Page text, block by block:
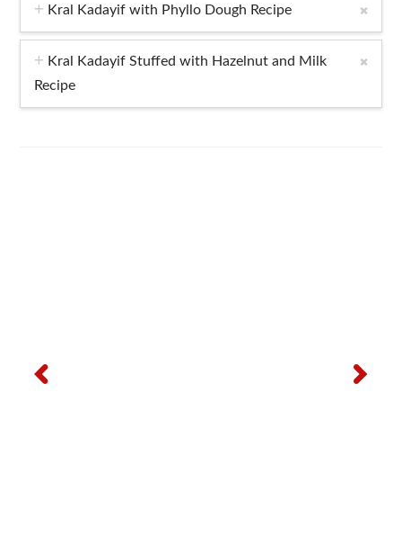
Kral Kadayif with Phyllo Dough Recipe
Kral Kadayif Stuffed with Hazelnut and Milk
Recipe